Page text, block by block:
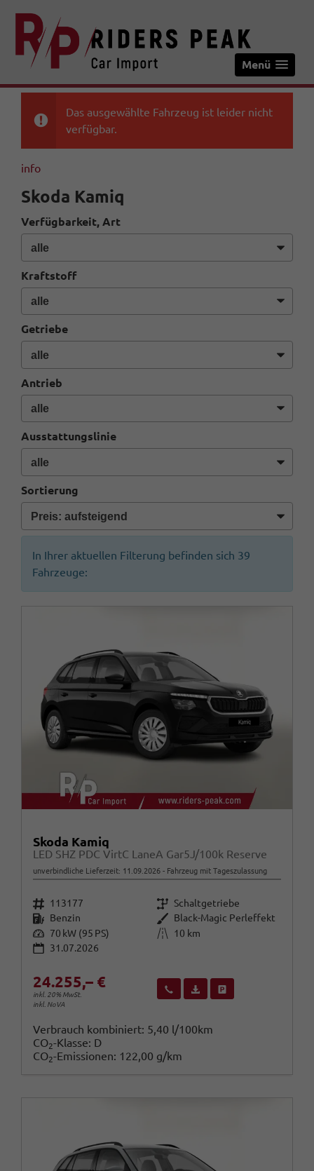
Menü
Das ausgewählte Fahrzeug ist leider nicht
verfügbar.
info
Skoda Kamiq
Verfügbarkeit, Art
Kraftstoff
Getriebe
Antrieb
Ausstattungslinie
Sortierung
In Ihrer aktuellen Filterung befinden sich 39
Fahrzeuge:
Skoda Kamiq
LED SHZ PDC VirtC LaneA Gar5J/100k Reserve
unverbindliche Lieferzeit: 11.09.2026 Fahrzeug mit Tageszulassung
Fahrzeugnr. 113177 Getriebe Schaltgetriebe
Kraftstoff Benzin Außenfarbe Black-Magic Perleffekt
Leistung 70 kW (95 PS) Kilometerstand
10 km
31.07.2026
24.255,– €
inkl. 20% MwSt.
inkl. NoVA
Wir rufen Sie anFahrzeugexposé (PDF)
Verbrauch kombiniert: 5,40 l/100km
CO2-Klasse: D
CO2-Emissionen: 122,00 g/km